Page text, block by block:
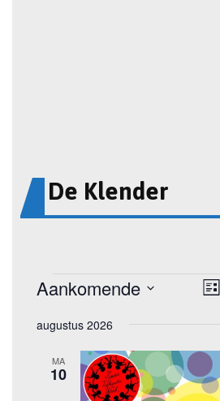
De Klender